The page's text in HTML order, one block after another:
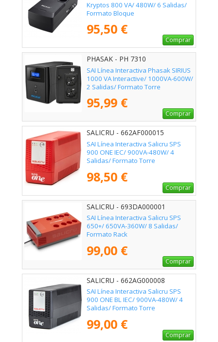
Kryptos 800 VA/ 480W/ 6 Salidas/
Formato Bloque
95,50 €
Comprar
PHASAK - PH 7310
SAI Línea Interactiva Phasak SIRIUS
1000 VA Interactive/ 1000VA-600W/
2 Salidas/ Formato Torre
95,99 €
Comprar
SALICRU - 662AF000015
SAI Línea Interactiva Salicru SPS
900 ONE IEC/ 900VA-480W/ 4
Salidas/ Formato Torre
98,50 €
Comprar
SALICRU - 693DA000001
SAI Línea Interactiva Salicru SPS
650+/ 650VA-360W/ 8 Salidas/
Formato Rack
99,00 €
Comprar
SALICRU - 662AG000008
SAI Línea Interactiva Salicru SPS
900 ONE BL IEC/ 900VA-480W/ 4
Salidas/ Formato Torre
99,00 €
Comprar